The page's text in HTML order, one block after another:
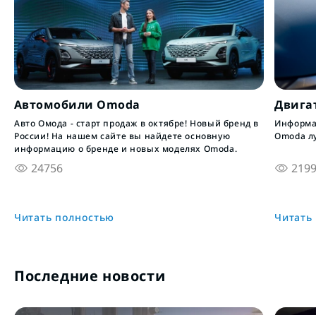
Автомобили Omoda
Авто Омода - старт продаж в октябре! Новый бренд в
России! На нашем сайте вы найдете основную
информацию о бренде и новых моделях Omoda.
24756
Читать полностью
Omoda
Последние новости